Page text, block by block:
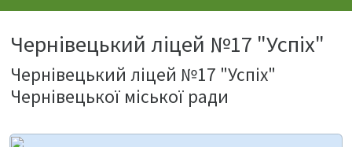
Чернівецький ліцей №17 "Успіх"
Чернівецький ліцей №17 "Успіх"
Чернівецької міської ради